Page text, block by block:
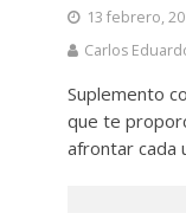
13 febrero,
Carlos
Suplemento
que te
afrontar cada